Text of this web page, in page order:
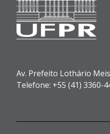
Av. Prefeito Lothário
Telefone: +55 (41) 3360-